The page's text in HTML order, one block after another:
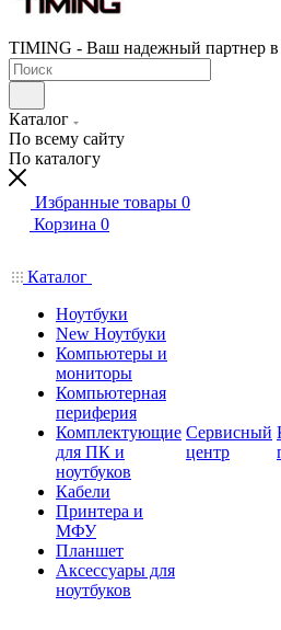
TIMING - Ваш надежный партнер в
Каталог
По всему сайту
По каталогу
Избранные товары 0
Корзина 0
Каталог
Ноутбуки
New Ноутбуки
Компьютеры и
мониторы
Компьютерная
периферия
Комплектующие
для ПК и
ноутбуков
Кабели
Принтера и
МФУ
Планшет
Аксессуары для
ноутбуков
Сервисный
центр